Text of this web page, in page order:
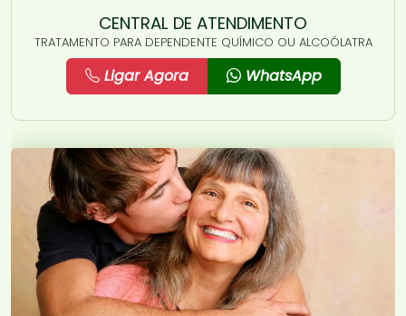
CENTRAL DE ATENDIMENTO
TRATAMENTO PARA DEPENDENTE QUÍMICO OU ALCOÓLATRA
Ligar Agora WhatsApp